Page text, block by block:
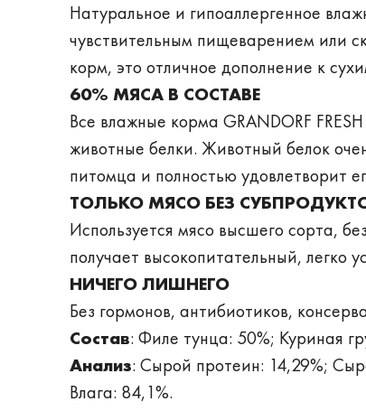
Натуральное и гипоаллергенное
чувствительным пищеварением или
корм, это отличное дополнение к
60% МЯСА В СОСТАВЕ
Все влажные корма GRANDORF
животные белки. Животный белок
питомца и полностью удовлетворит
ТОЛЬКО МЯСО БЕЗ
Используется мясо высшего сорта,
получает высокопитательный, легко
НИЧЕГО ЛИШНЕГО
Без гормонов, антибиотиков,
Состав: Филе тунца: 50%; Куриная
Анализ: Сырой протеин: 14,29%;
Влага: 84,1%.